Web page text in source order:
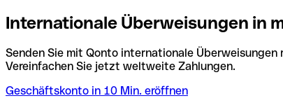
Internationale Überweisungen in
Senden Sie mit Qonto internationale
Vereinfachen Sie jetzt weltweite Zahlungen.
Geschäftskonto in 10 Min. eröffnen